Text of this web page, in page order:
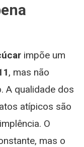
impõe um
, mas não
A qualidade dos
atípicos são
O
mas o